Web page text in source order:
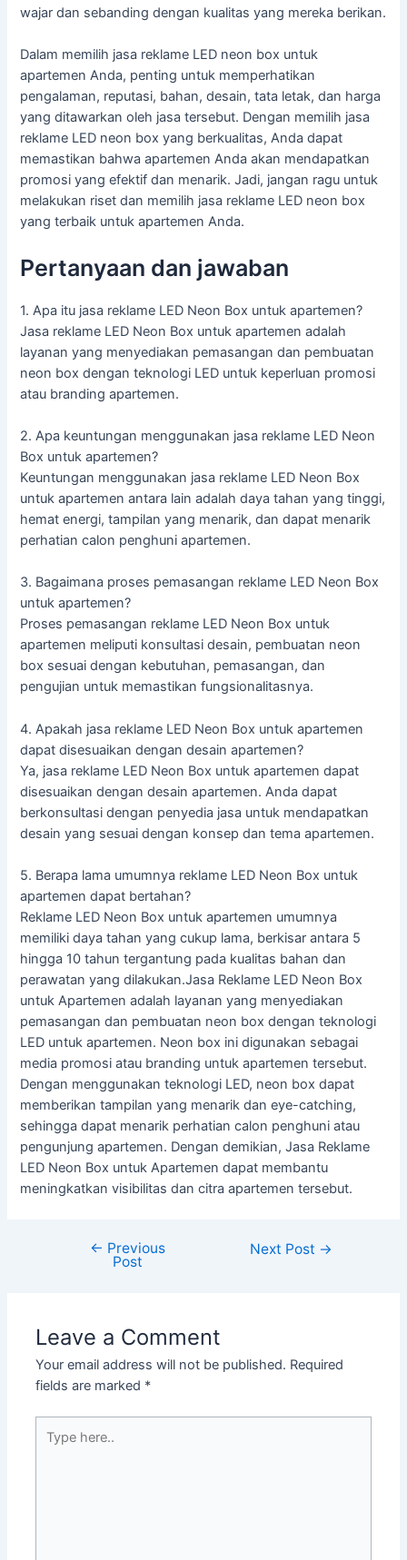
wajar dan sebanding dengan kualitas yang mereka berikan.
Dalam memilih jasa reklame LED neon box untuk
apartemen Anda, penting untuk memperhatikan
pengalaman, reputasi, bahan, desain, tata letak, dan harga
yang ditawarkan oleh jasa tersebut. Dengan memilih jasa
reklame LED neon box yang berkualitas, Anda dapat
memastikan bahwa apartemen Anda akan mendapatkan
promosi yang efektif dan menarik. Jadi, jangan ragu untuk
melakukan riset dan memilih jasa reklame LED neon box
yang terbaik untuk apartemen Anda.
Pertanyaan dan jawaban
1. Apa itu jasa reklame LED Neon Box untuk apartemen?
Jasa reklame LED Neon Box untuk apartemen adalah
layanan yang menyediakan pemasangan dan pembuatan
neon box dengan teknologi LED untuk keperluan promosi
atau branding apartemen.
2. Apa keuntungan menggunakan jasa reklame LED Neon
Box untuk apartemen?
Keuntungan menggunakan jasa reklame LED Neon Box
untuk apartemen antara lain adalah daya tahan yang tinggi,
hemat energi, tampilan yang menarik, dan dapat menarik
perhatian calon penghuni apartemen.
3. Bagaimana proses pemasangan reklame LED Neon Box
untuk apartemen?
Proses pemasangan reklame LED Neon Box untuk
apartemen meliputi konsultasi desain, pembuatan neon
box sesuai dengan kebutuhan, pemasangan, dan
pengujian untuk memastikan fungsionalitasnya.
4. Apakah jasa reklame LED Neon Box untuk apartemen
dapat disesuaikan dengan desain apartemen?
Ya, jasa reklame LED Neon Box untuk apartemen dapat
disesuaikan dengan desain apartemen. Anda dapat
berkonsultasi dengan penyedia jasa untuk mendapatkan
desain yang sesuai dengan konsep dan tema apartemen.
5. Berapa lama umumnya reklame LED Neon Box untuk
apartemen dapat bertahan?
Reklame LED Neon Box untuk apartemen umumnya
memiliki daya tahan yang cukup lama, berkisar antara 5
hingga 10 tahun tergantung pada kualitas bahan dan
perawatan yang dilakukan.Jasa Reklame LED Neon Box
untuk Apartemen adalah layanan yang menyediakan
pemasangan dan pembuatan neon box dengan teknologi
LED untuk apartemen. Neon box ini digunakan sebagai
media promosi atau branding untuk apartemen tersebut.
Dengan menggunakan teknologi LED, neon box dapat
memberikan tampilan yang menarik dan eye-catching,
sehingga dapat menarik perhatian calon penghuni atau
pengunjung apartemen. Dengan demikian, Jasa Reklame
LED Neon Box untuk Apartemen dapat membantu
meningkatkan visibilitas dan citra apartemen tersebut.
← Previous
Post
Next Post →
Leave a Comment
Your email address will not be published. Required
fields are marked *
here..